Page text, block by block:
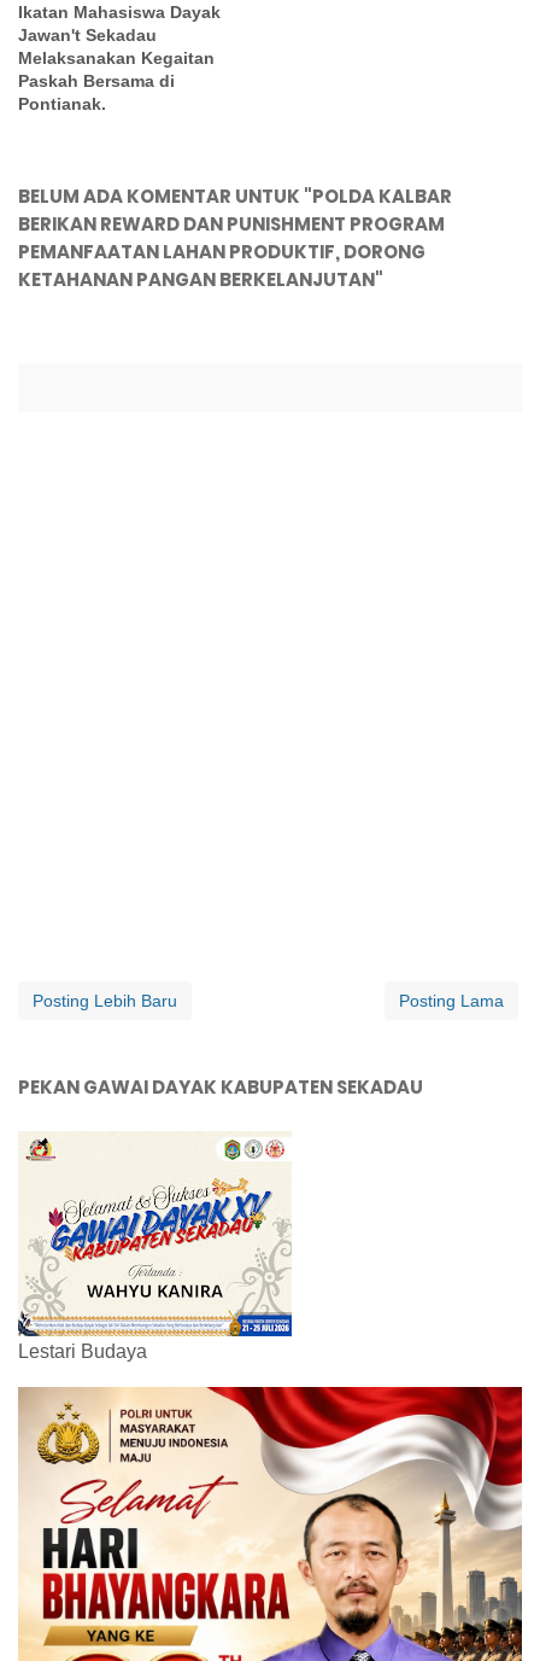
Ikatan Mahasiswa Dayak
Jawan't Sekadau
Melaksanakan Kegaitan
Paskah Bersama di
Pontianak.
BELUM ADA KOMENTAR UNTUK "POLDA KALBAR
BERIKAN REWARD DAN PUNISHMENT PROGRAM
PEMANFAATAN LAHAN PRODUKTIF, DORONG
KETAHANAN PANGAN BERKELANJUTAN"
Posting Lebih Baru Posting Lama
PEKAN GAWAI DAYAK KABUPATEN SEKADAU
Lestari Budaya